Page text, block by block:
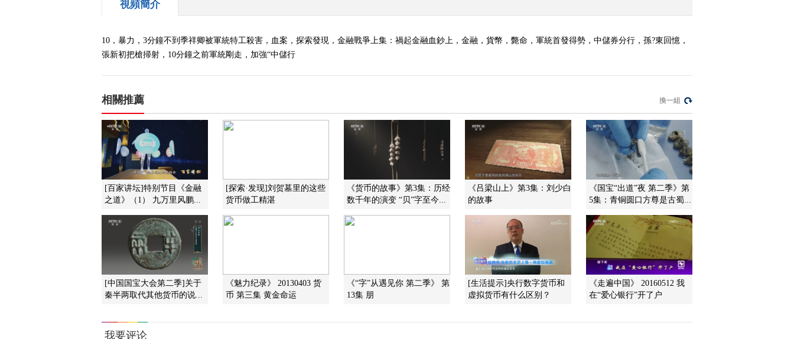
視頻簡介
10，暴力，3分鐘不到季祥卿被軍統特工殺害，血案，探索發現，金融戰爭上集：禍起金融血鈔上，金融，貨幣，斃命，軍統首發得勢，中儲券分行，孫?東回憶，
張新初把槍掃射，10分鐘之前軍統剛走，加強“中儲行
相關推薦 換一組
[百家讲坛]特别节目《金融
之道》（1） 九万里风鹏...
[探索·发现]刘贺墓里的这些
货币做工精湛
《货币的故事》第3集：历经
数千年的演变 “贝”字至今...
《吕梁山上》第3集：刘少白
的故事
《国宝“出道”夜 第二季》第
5集：青铜圆口方尊是古蜀...
[中国国宝大会第二季]关于
秦半两取代其他货币的说...
《魅力纪录》 20130403 货
币 第三集 黄金命运
《“字”从遇见你 第二季》 第
13集 朋
[生活提示]央行数字货币和
虚拟货币有什么区别？
《走遍中国》 20160512 我
在“爱心银行”开了户